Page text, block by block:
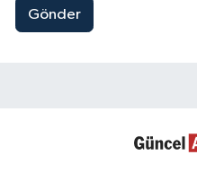
Gönder